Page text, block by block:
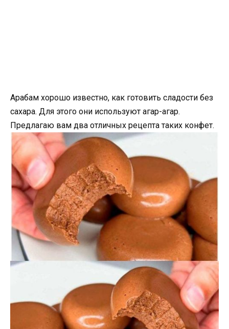
Арабам хорошо известно, как готовить сладости без
сахара. Для этого они используют агар-агар.
Предлагаю вам два отличных рецепта таких конфет.